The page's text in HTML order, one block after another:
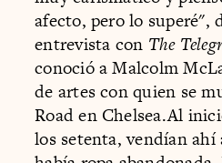
afecto, pero lo superé",
entrevista con The
conoció a Malcolm
de artes con quien se
Road en Chelsea.Al
los setenta, vendían